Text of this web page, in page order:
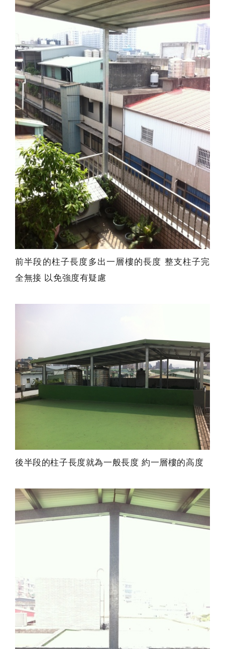
前半段的柱子長度多出一層樓的長度 整支柱子完
全無接 以免強度有疑慮
後半段的柱子長度就為一般長度 約一層樓的高度